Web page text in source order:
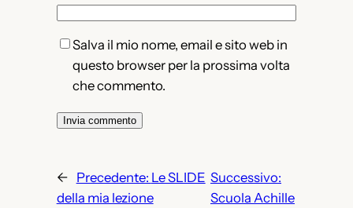
Salva il mio nome, email e sito web in
questo browser per la prossima volta
che commento.
← Precedente: Le SLIDE
della mia lezione
Successivo:
Scuola Achille